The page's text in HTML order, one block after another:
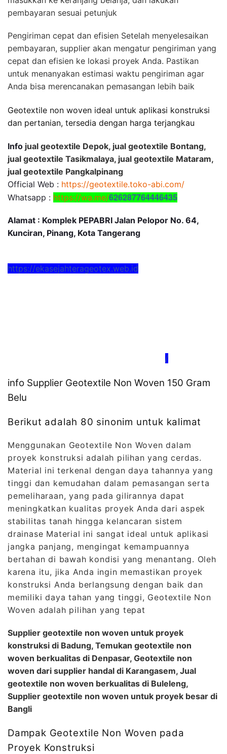
pembayaran sesuai petunjuk
Pengiriman cepat dan efisien Setelah menyelesaikan
pembayaran, supplier akan mengatur pengiriman yang
cepat dan efisien ke lokasi proyek Anda. Pastikan
untuk menanyakan estimasi waktu pengiriman agar
Anda bisa merencanakan pemasangan lebih baik
Geotextile non woven ideal untuk aplikasi konstruksi
dan pertanian, tersedia dengan harga terjangkau
Info jual geotextile Depok, jual geotextile Bontang,
jual geotextile Tasikmalaya, jual geotextile Mataram,
jual geotextile Pangkalpinang
Official Web : https://geotextile.toko-abi.com/
Whatsapp : https://wa.me/626287764446435
Alamat : Komplek PEPABRI Jalan Pelopor No. 64,
Kunciran, Pinang, Kota Tangerang
https://ekasejahterageotex.web.id
/
info Supplier Geotextile Non Woven 150 Gram
Belu
Berikut adalah 80 sinonim untuk kalimat
Menggunakan Geotextile Non Woven dalam
proyek konstruksi adalah pilihan yang cerdas.
Material ini terkenal dengan daya tahannya yang
tinggi dan kemudahan dalam pemasangan serta
pemeliharaan, yang pada gilirannya dapat
meningkatkan kualitas proyek Anda dari aspek
stabilitas tanah hingga kelancaran sistem
drainase Material ini sangat ideal untuk aplikasi
jangka panjang, mengingat kemampuannya
bertahan di bawah kondisi yang menantang. Oleh
karena itu, jika Anda ingin memastikan proyek
konstruksi Anda berlangsung dengan baik dan
memiliki daya tahan yang tinggi, Geotextile Non
Woven adalah pilihan yang tepat
Supplier geotextile non woven untuk proyek
konstruksi di Badung, Temukan geotextile non
woven berkualitas di Denpasar, Geotextile non
woven dari supplier handal di Karangasem, Jual
geotextile non woven berkualitas di Buleleng,
Supplier geotextile non woven untuk proyek besar di
Bangli
Dampak Geotextile Non Woven pada
Proyek Konstruksi